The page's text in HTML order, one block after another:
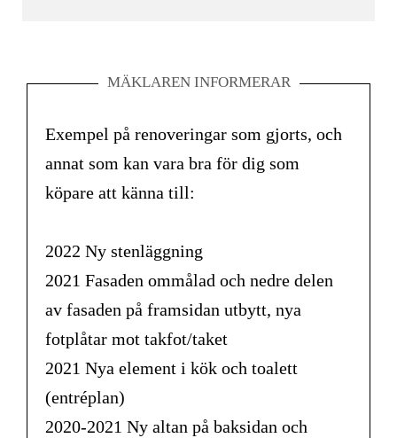
MÄKLAREN INFORMERAR
Exempel på renoveringar som gjorts, och
annat som kan vara bra för dig som
köpare att känna till:
2022 Ny stenläggning
2021 Fasaden ommålad och nedre delen
av fasaden på framsidan utbytt, nya
fotplåtar mot takfot/taket
2021 Nya element i kök och toalett
(entréplan)
2020-2021 Ny altan på baksidan och